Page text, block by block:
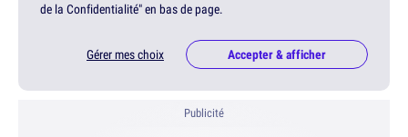
de la Confidentialité" en bas de page.
Gérer mes choix Accepter & afficher
Publicité